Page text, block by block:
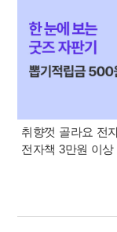
취향껏 골라요 전
전자책 3만원 이